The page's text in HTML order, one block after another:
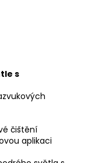
s
čištění
aplikaci